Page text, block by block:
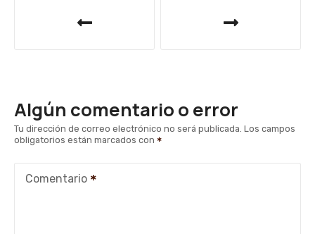
g
a
Algún comentario o error
Tu dirección de correo electrónico no será publicada. Los campos
obligatorios están marcados con
Comentario